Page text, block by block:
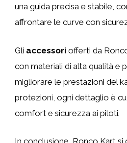
una guida precisa e stabile,
affrontare le curve con
Gli accessori offerti da
con materiali di alta qualità e
migliorare le prestazioni del
protezioni, ogni dettaglio è
comfort e sicurezza ai piloti.
In conclusione, Ronco Kart